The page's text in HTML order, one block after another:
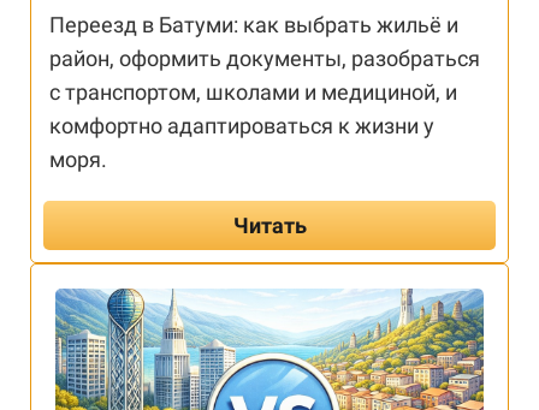
Переезд в Батуми: как выбрать жильё и
район, оформить документы, разобраться
с транспортом, школами и медициной, и
комфортно адаптироваться к жизни у
моря.
Читать